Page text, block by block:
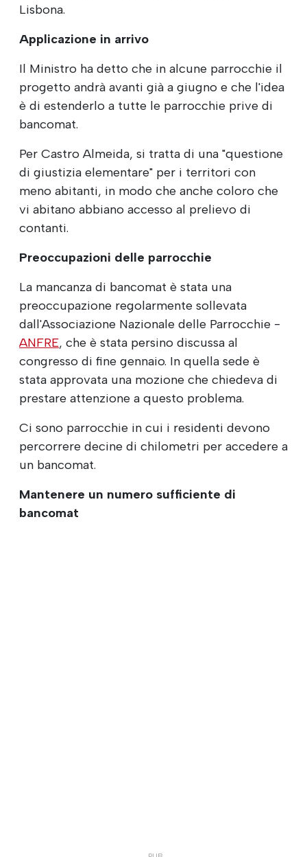
Lisbona.
Applicazione in arrivo
Il Ministro ha detto che in alcune parrocchie il
progetto andrà avanti già a giugno e che l'idea
è di estenderlo a tutte le parrocchie prive di
bancomat.
Per Castro Almeida, si tratta di una "questione
di giustizia elementare" per i territori con
meno abitanti, in modo che anche coloro che
vi abitano abbiano accesso al prelievo di
contanti.
Preoccupazioni delle parrocchie
La mancanza di bancomat è stata una
preoccupazione regolarmente sollevata
dall'Associazione Nazionale delle Parrocchie -
ANFRE, che è stata persino discussa al
congresso di fine gennaio. In quella sede è
stata approvata una mozione che chiedeva di
prestare attenzione a questo problema.
Ci sono parrocchie in cui i residenti devono
percorrere decine di chilometri per accedere a
un bancomat.
Mantenere un numero sufficiente di
bancomat